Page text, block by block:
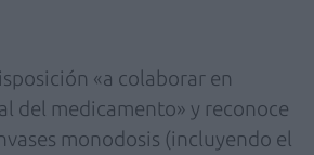
«a colaborar en
del medicamento» y reconoce
monodosis (incluyendo el